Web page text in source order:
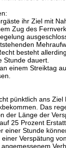
ihr Ziel mit
Zug des
besteht
Stunde dauert.
einem Streiktag
pünktlich ans
Das
der Länge der
25 Prozent
einer Stunde
Verspätung